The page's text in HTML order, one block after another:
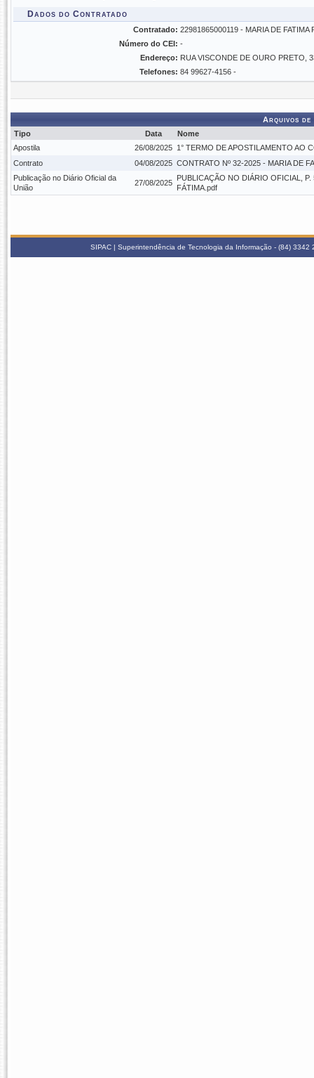
Dados do Contratado
Contratado: 22981865000119 - MARIA DE FATIMA
Número do CEI: -
Endereço: RUA VISCONDE DE OURO PRETO,
Telefones: 84 99627-4156 -
Arquivos
Tipo
Data
Nome
Apostila
26/08/2025 1° TERMO DE APOSTILAMENTO AO
Contrato
04/08/2025 CONTRATO Nº 32-2025 - MARIA DE
Publicação no Diário Oficial da
União
27/08/2025
PUBLICAÇÃO NO DIÁRIO OFICIAL,
FÁTIMA.pdf
SIPAC | Superintendência de Tecnologia da Informação - (84)